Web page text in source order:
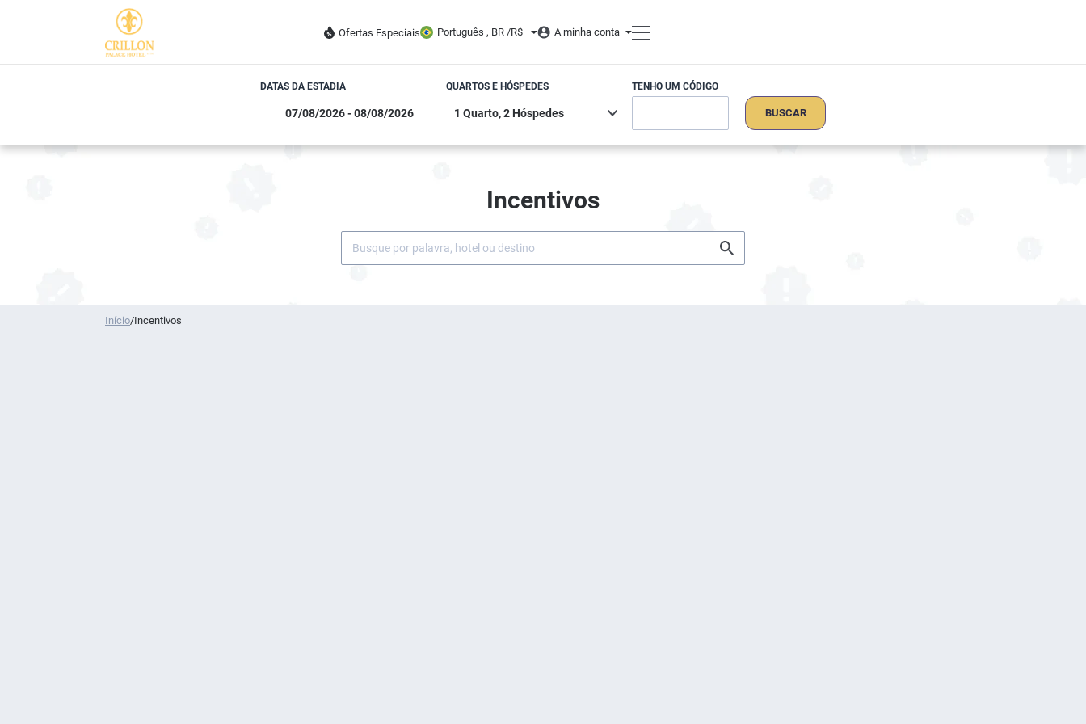
Ofertas Especiais Português , BR /R$ A minha conta
DATAS DA ESTADIA QUARTOS E HÓSPEDES TENHO UM CÓDIGO
BUSCAR
Incentivos
Início/Incentivos